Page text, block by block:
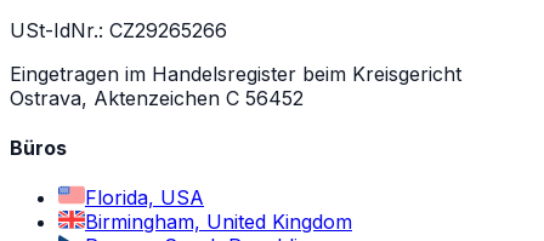
USt-IdNr.: CZ29265266
Eingetragen im Handelsregister beim Kreisgericht
Ostrava, Aktenzeichen C 56452
Büros
Florida, USA
Birmingham, United Kingdom